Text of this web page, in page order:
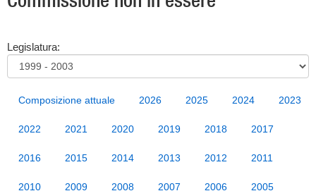
Legislatura:
Composizione attuale 2026 2025 2024 2023
2022 2021 2020 2019 2018 2017
2016 2015 2014 2013 2012 2011
2010 2009 2008 2007 2006 2005